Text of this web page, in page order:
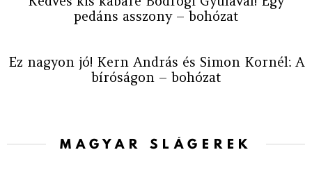
pedáns asszony – bohózat
Ez nagyon jó! Kern András és Simon Kornél: A
bíróságon – bohózat
MAGYAR SLÁGEREK